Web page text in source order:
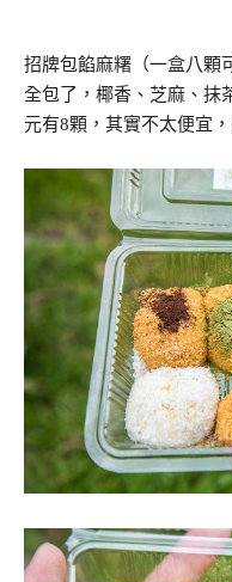
招牌包餡麻糬（一盒八顆
全包了，椰香、芝麻、抹
元有8顆，其實不太便宜